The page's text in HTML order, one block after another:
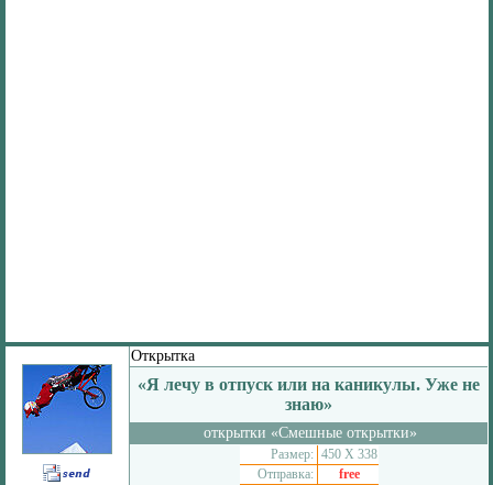
Открытка
«Я лечу в отпуск или на каникулы. Уже не
знаю»
открытки «Смешные открытки»
Размер: 450 Х 338
Отправка:
free